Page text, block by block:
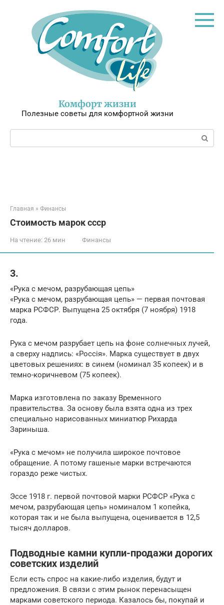
Комфорт жизни
Полезные советы для комфортной жизни
Поиск:
Главная » Финансы
Стоимость марок ссср
На чтение: 26 мин Финансы
3.
«Рука с мечом, разрубающая цепь»
«Рука с мечом, разрубающая цепь» — первая почтовая
марка РСФСР. Выпущена 25 октября (7 ноября) 1918
года.
Рука с мечом разрубает цепь на фоне солнечных лучей,
а сверху надпись: «Россія». Марка существует в двух
цветовых решениях: в синем (номинал 35 копеек) и в
темно-коричневом (75 копеек).
Марка изготовлена по заказу Временного
правительства. За основу была взята одна из трех
специально нарисованных миниатюр Рихарда
Зариныша.
«Рука с мечом» не получила широкое почтовое
обращение. А потому гашеные марки встречаются
гораздо реже чистых.
Эссе 1918 г. первой почтовой марки РСФСР «Рука с
мечом, разрубающая цепь» номиналом 1 копейка,
которая так и не была выпущена, оценивается в 12,5
тысяч долларов.
Подводные камни купли-продажи дорогих
советских изделий
Если есть спрос на какие-либо изделия, будут и
предложения. В связи с этим рынок перенасыщен
марками советского периода. Казалось бы, покупай и